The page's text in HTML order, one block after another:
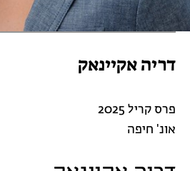
דריה אקיינאק
פרס קריל 2025
אונ' חיפה